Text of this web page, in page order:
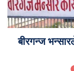
बीरगन्ज